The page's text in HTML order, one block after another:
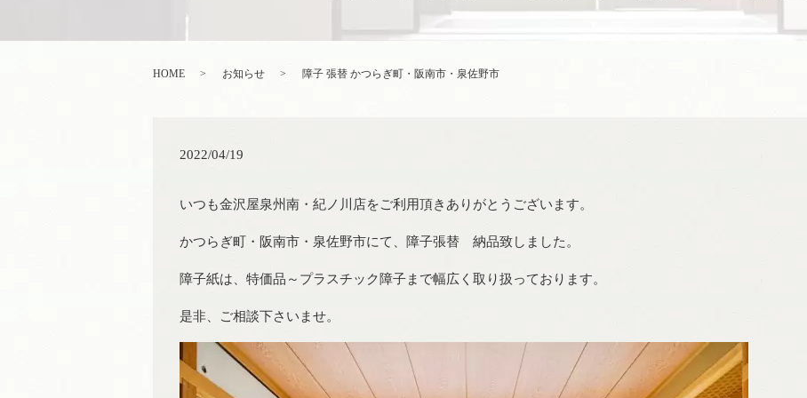
HOME お知らせ 障子 張替 かつらぎ町・阪南市・泉佐野市
2022/04/19
いつも金沢屋泉州南・紀ノ川店をご利用頂きありがとうございます。
かつらぎ町・阪南市・泉佐野市にて、障子張替 納品致しました。
障子紙は、特価品～プラスチック障子まで幅広く取り扱っております。
是非、ご相談下さいませ。